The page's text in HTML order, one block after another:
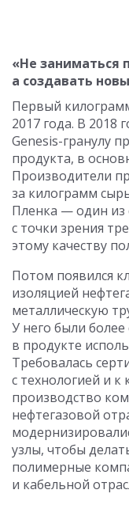
«Не заниматься
а создавать
Первый
2017 года. В 2018
Genesis-гранулу
продукта, в
Производители
за килограмм
Пленка — один из
с точки зрения
этому качеству
Потом появился
изоляцией
металлическую
У него были
в продукте
Требовалась
с технологией и к
производство
нефтегазовой
узлы, чтобы
полимерные
и кабельной